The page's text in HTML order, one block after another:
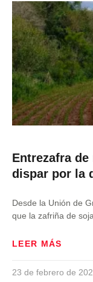
Entrezafra
dispar por la
Desde la Unión de
que la zafriña de
LEER MÁS
23 de febrero de